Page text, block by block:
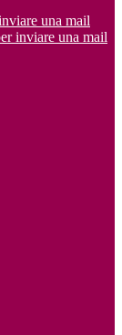
una mail
inviare una mail